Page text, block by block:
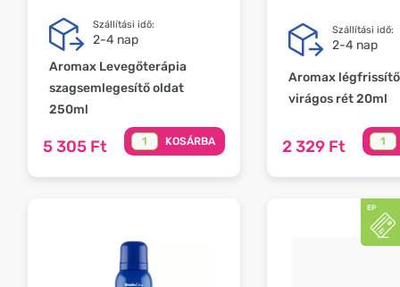
Szállítási idő:
2-4 nap
Aromax Levegőterápia
szagsemlegesítő oldat
250ml
5 305 Ft KOSÁRBA
Szállítási idő:
2-4 nap
Aromax
virágos rét 20ml
2 329 Ft